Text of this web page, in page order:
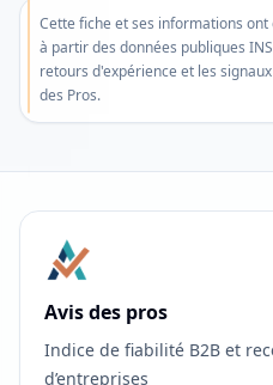
Cette fiche et ses informations
à partir des données publiques
retours d'expérience et les
des Pros.
Ne
plus
afficher
Avis des pros
Indice de fiabilité B2B et
d’entreprises